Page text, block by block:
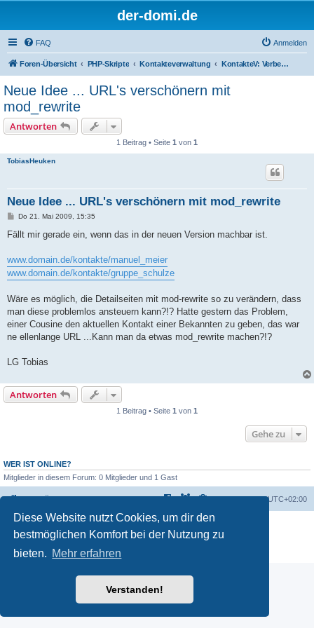
Diese Website nutzt Cookies, um dir den
bestmöglichen Komfort bei der Nutzung zu
bieten. Mehr erfahren
Verstanden!
der-domi.de
FAQ Anmelden
Foren-Übersicht PHP-Skripte Kontakteverwaltung KontakteV: Verbesserungen & Entwickler
Neue Idee ... URL's verschönern mit
mod_rewrite
Antworten
1 Beitrag • Seite 1 von 1
TobiasHeuken
Neue Idee ... URL's verschönern mit mod_rewrite
B
i
a
g
Do 21. Mai 2009, 15:35
Fällt mir gerade ein, wenn das in der neuen Version machbar ist.
www.domain.de/kontakte/manuel_meier
www.domain.de/kontakte/gruppe_schulze
Wäre es möglich, die Detailseiten mit mod-rewrite so zu verändern, dass
man diese problemlos ansteuern kann?!? Hatte gestern das Problem,
einer Cousine den aktuellen Kontakt einer Bekannten zu geben, das war
ne ellenlange URL ...Kann man da etwas mod_rewrite machen?!?
LG Tobias
Antworten
1 Beitrag • Seite 1 von 1
Gehe zu
WER IST ONLINE?
Mitglieder in diesem Forum: 0 Mitglieder und 1 Gast
Foren-Übersicht Alle Zeiten sindUTC+02:00
Powered byphpBB ® Forum Software © phpBB Limited
Deutsche Übersetzung durchphpBB.de
Datenschutz